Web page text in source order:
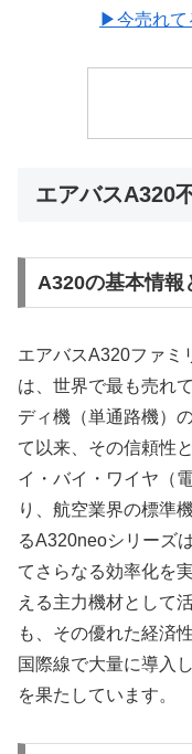
▶今売れて
エアバスA320
A320の基本情報
エアバスA320ファミ
は、世界で最も売れ
ディ機（単通路機）
て以来、その信頼性
イ・バイ・ワイヤ（
り、航空業界の標準
るA320neoシリーズ
てさらなる効率化を
える主力機材として
も、その優れた経済
国際線で大量に導入
を果たしています。